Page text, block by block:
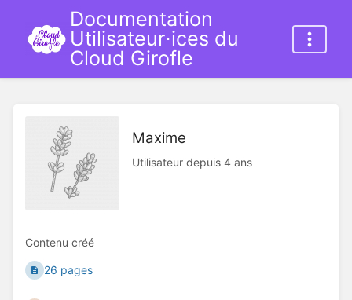
Documentation
Utilisateur⋅ices du
Cloud Girofle
Maxime
Utilisateur depuis 4 ans
Contenu créé
26 pages